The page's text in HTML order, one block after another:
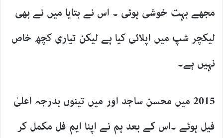
مجھے بہت خوشی ہوئی ۔ اس نے بتایا میں نے بھی
لیکچر شپ میں اپلائی کیا ہے لیکن تیاری کچھ خاص
نہیں ہے۔
2015 میں محسن ساجد اور میں تینوں بدرجہ اعلیٰ
فیل ہوئے ۔اس کے بعد ہم نے اپنا ایم فل مکمل کر